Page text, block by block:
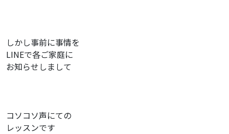
しかし事前に事情を
LINEで各ご家庭に
お知らせしまして
コソコソ声にての
レッスンです